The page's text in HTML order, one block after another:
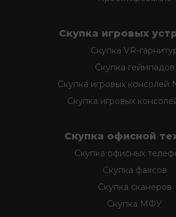
Скупка игровых
Скупка VR-
Скупка геймпадов
Скупка игровых консолей
Скупка игровых
Скупка офисной
Скупка офисных
Скупка факсов
Скупка сканеров
Скупка МФУ